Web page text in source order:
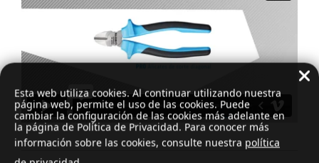
Esta web utiliza cookies. Al continuar utilizando nuestra
página web, permite el uso de las cookies. Puede
cambiar la configuración de las cookies más adelante en
la página de Política de Privacidad. Para conocer más
información sobre las cookies, consulte nuestra política